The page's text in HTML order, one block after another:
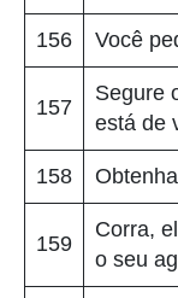
156 Você
157
Segure
está de
158
159
Corra,
o seu